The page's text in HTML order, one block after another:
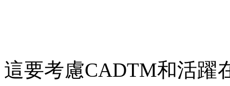
這要考慮CADTM和活躍